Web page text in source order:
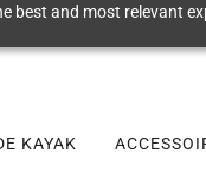
best and most relevant
KAYAK